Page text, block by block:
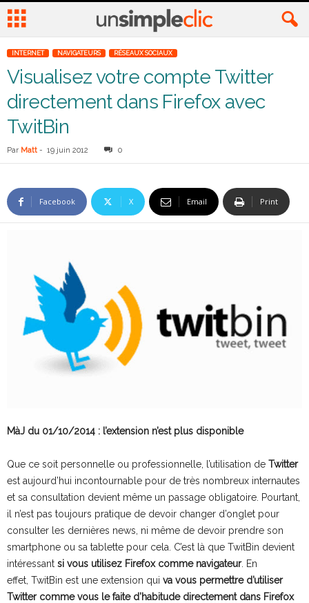
INTERNET NAVIGATEURS RÉSEAUX SOCIAUX
Visualisez votre compte Twitter
directement dans Firefox avec
TwitBin
Par Matt - 19 juin 2012 0
Facebook X Email Print
MàJ du 01/10/2014 : l’extension n’est plus disponible
Que ce soit personnelle ou professionnelle, l’utilisation de Twitter
est aujourd’hui incontournable pour de très nombreux internautes
et sa consultation devient même un passage obligatoire. Pourtant,
il n’est pas toujours pratique de devoir changer d’onglet pour
consulter les dernières news, ni même de devoir prendre son
smartphone ou sa tablette pour cela. C’est là que TwitBin devient
intéressant si vous utilisez Firefox comme navigateur. En
effet, TwitBin est une extension qui va vous permettre d’utiliser
Twitter comme vous le faite d’habitude directement dans Firefox